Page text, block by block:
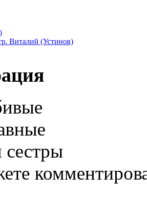
Виталий (Устинов)
сестры